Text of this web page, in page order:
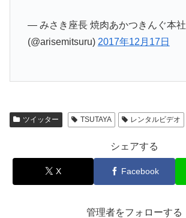
— みさき座長 焼肉あかつきんぐ本社
(@arisemitsuru) 2017年12月17日
ツイッター TSUTAYA レンタルビデオ
シェアする
X Facebook
管理者をフォローする